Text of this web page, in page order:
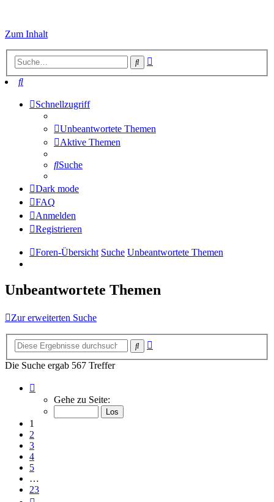
Zum Inhalt
Suche
Suche
Schnellzugriff
Unbeantwortete Themen
Aktive Themen
Suche
Dark mode
FAQ
Anmelden
Registrieren
Foren-Übersicht Suche Unbeantwortete Themen
Unbeantwortete Themen
Zur erweiterten Suche
Suche
Die Suche ergab 567 Treffer
von
Gehe zu Seite:
1
2
3
4
5
…
23